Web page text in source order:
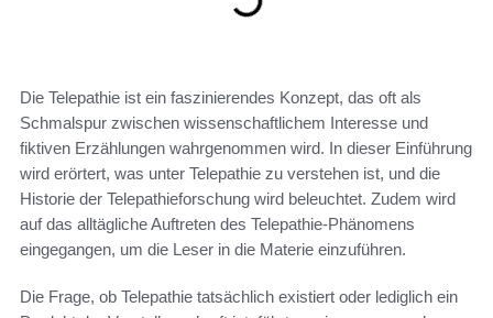
Die Telepathie ist ein faszinierendes Konzept, das oft als
Schmalspur zwischen wissenschaftlichem Interesse und
fiktiven Erzählungen wahrgenommen wird. In dieser Einführung
wird erörtert, was unter Telepathie zu verstehen ist, und die
Historie der Telepathieforschung wird beleuchtet. Zudem wird
auf das alltägliche Auftreten des Telepathie-Phänomens
eingegangen, um die Leser in die Materie einzuführen.
Die Frage, ob Telepathie tatsächlich existiert oder lediglich ein